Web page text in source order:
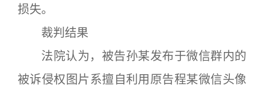
损失。
裁判结果
法院认为，被告孙某发布于微信群内的
被诉侵权图片系擅自利用原告程某微信头像